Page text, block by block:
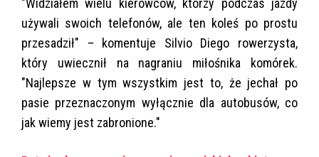
"Widziałem wielu kierowców, którzy podczas jazdy
używali swoich telefonów, ale ten koleś po prostu
przesadził" – komentuje Silvio Diego rowerzysta,
który uwiecznił na nagraniu miłośnika komórek.
"Najlepsze w tym wszystkim jest to, że jechał po
pasie przeznaczonym wyłącznie dla autobusów, co
jak wiemy jest zabronione."